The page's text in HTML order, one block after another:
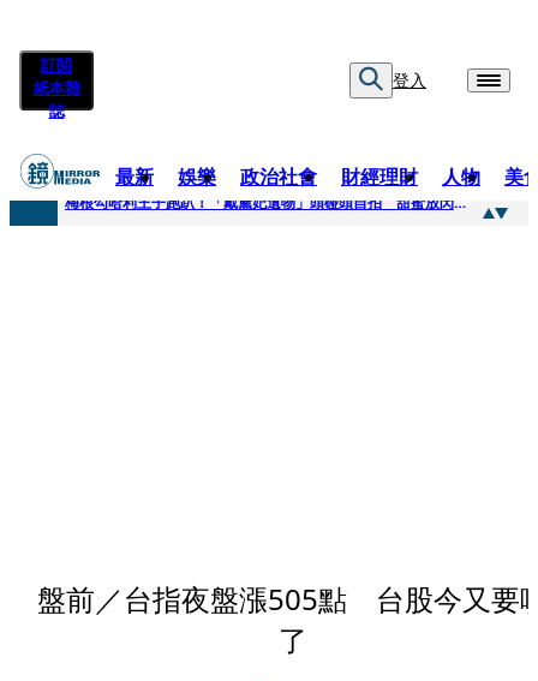
訂閱
紙本雜
誌
登入
最新 娛樂 政治社會 財經理財 人物 美
快訊
梅根勾哈利王子跑趴！「戴黛妃遺物」頭碰頭自拍 甜蜜放閃搶鏡
盤前／台指夜盤漲505點 台股今又要
了